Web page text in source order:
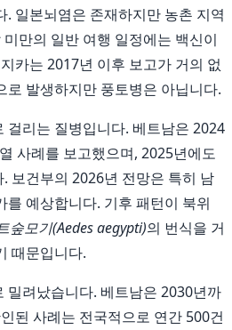
일본뇌염은 존재하지만 농촌 지역
만의 일반 여행 일정에는 백신이
카는 2017년 이후 보고가 거의 없
로 발생하지만 풍토병은 아닙니다.
걸리는 질병입니다. 베트남은 2024
사례를 보고했으며, 2025년에도
보건부의 2026년 전망은 특히 남
를 예상합니다. 기후 패턴이 북위
숲모기(Aedes aegypti)의 번식을 거
때문입니다.
밀려났습니다. 베트남은 2030년까
된 사례는 전국적으로 연간 500건